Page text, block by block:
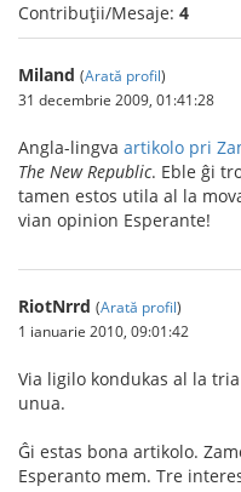
Contribuții/Mesaje: 4
Miland (Arată profil)
31 decembrie 2009, 01:41:28
Angla-lingva artikolo pri
The New Republic. Eble ĝi
tamen estos utila al la
vian opinion Esperante!
RiotNrrd (Arată profil)
1 ianuarie 2010, 09:01:42
Via ligilo kondukas al la
unua.
Ĝi estas bona artikolo.
Esperanto mem. Tre